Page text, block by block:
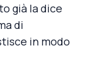
già la dice
di
in modo